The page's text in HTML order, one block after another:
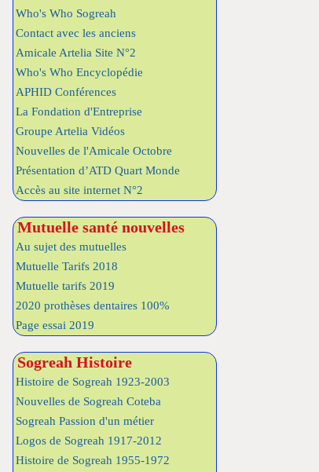
Who's Who Sogreah
Contact avec les anciens
Amicale Artelia Site N°2
Who's Who Encyclopédie
APHID Conférences
La Fondation d'Entreprise
Groupe Artelia Vidéos
Nouvelles de l'Amicale Octobre
Présentation d’ATD Quart Monde
Accès au site internet N°2
Mutuelle santé nouvelles
Au sujet des mutuelles
Mutuelle Tarifs 2018
Mutuelle tarifs 2019
2020 prothèses dentaires 100%
Page essai 2019
Sogreah Histoire
Histoire de Sogreah 1923-2003
Nouvelles de Sogreah Coteba
Sogreah Passion d'un métier
Logos de Sogreah 1917-2012
Histoire de Sogreah 1955-1972